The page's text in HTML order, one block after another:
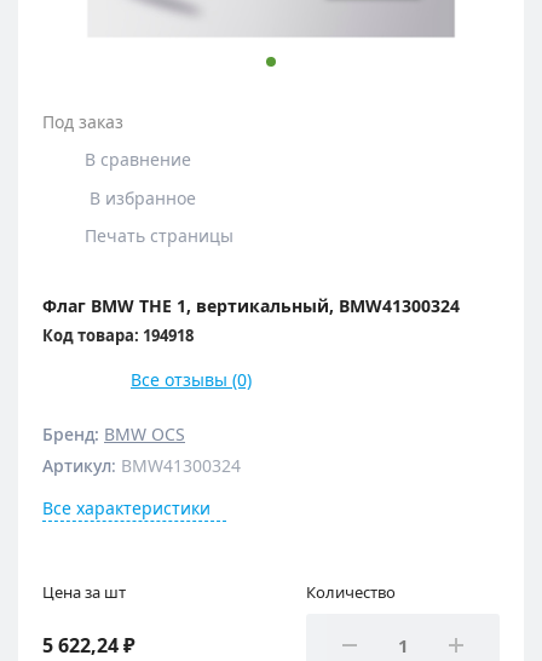
Под заказ
В сравнение
В избранное
Печать страницы
Флаг BMW THE 1, вертикальный, BMW41300324
Код товара: 194918
Все отзывы (0)
Бренд: BMW OCS
Артикул: BMW41300324
Все характеристики
Цена за шт
5 622,24 ₽
Количество